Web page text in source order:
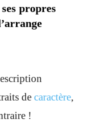
propres
de caractère,
!